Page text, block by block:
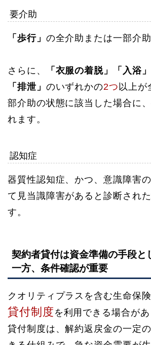
要介助
「歩行」 の全介助または一部介助
さらに、
「衣服の着脱」「入浴
「排泄」 のいずれかの2つ 以上が
部介助の状態に該当した場合に
れます。
認知症
器質性認知症、かつ、意識障害
て見当識障害があると診断され
す。
契約者貸付は資金準備の手段と
一方、条件確認が重要
クオリティプラスを含む生命保険
貸付制度 を利用できる場合が
貸付制度は、解約返戻金の一定